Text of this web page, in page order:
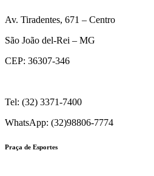
Av. Tiradentes, 671 – Centro
São João del-Rei – MG
CEP: 36307-346
Tel: (32) 3371-7400
WhatsApp: (32)98806-7774
Praça de Esportes